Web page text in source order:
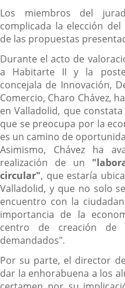
Los miembros del
complicada la elección
de las propuestas
Durante el acto de
a Habitarte II y la
concejala de Innovación,
Comercio, Charo Chávez,
en Valladolid, que
que se preocupa por la
es un camino de
Asimismo, Chávez ha
realización de un
circular", que estaría
Valladolid, y que no solo
encuentro con la
importancia de la
centro de creación de
demandados".
Por su parte, el director
dar la enhorabuena a los